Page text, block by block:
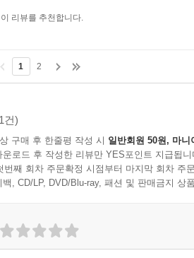
리뷰를 추천합니다.
1 2
건)
구매 후 한줄평 작성 시 일반회원 50원, 마니
운로드 후 작성한 리뷰만 YES포인트 지급됩니
번째 회차 주문확정 시점부터 마지막 회차 주
백, CD/LP, DVD/Blu-ray, 패션 및 판매금지 상